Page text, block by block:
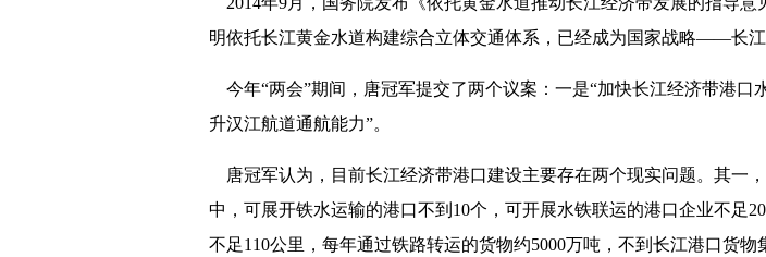
明依托长江黄金水道构建综合立体交通体系，已经成为国家战略——长江
今年“两会”期间，唐冠军提交了两个议案：一是“加快长江经济带港口
升汉江航道通航能力”。
唐冠军认为，目前长江经济带港口建设主要存在两个现实问题。其一
中，可展开铁水运输的港口不到10个，可开展水铁联运的港口企业不足
不足110公里，每年通过铁路转运的货物约5000万吨，不到长江港口货物